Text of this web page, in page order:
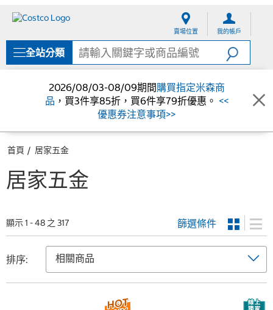
單
賣場位置 我的帳戶
全站分類
2026/08/03-08/09期間購買指定米森商
品 ，買3件享85折，買6件享79折優惠。 <<
優惠券注意事項>>
首頁 居家五金
居家五金
顯示 1 - 48 之 317 篩選條件
排序: